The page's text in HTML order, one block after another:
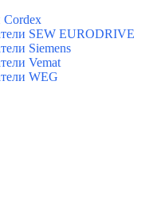
Cordex
SEW EURODRIVE
Siemens
Vemat
WEG